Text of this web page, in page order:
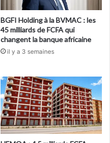
BGFI Holding à la BVMAC : les
45 milliards de FCFA qui
changent la banque africaine
il y a 3 semaines